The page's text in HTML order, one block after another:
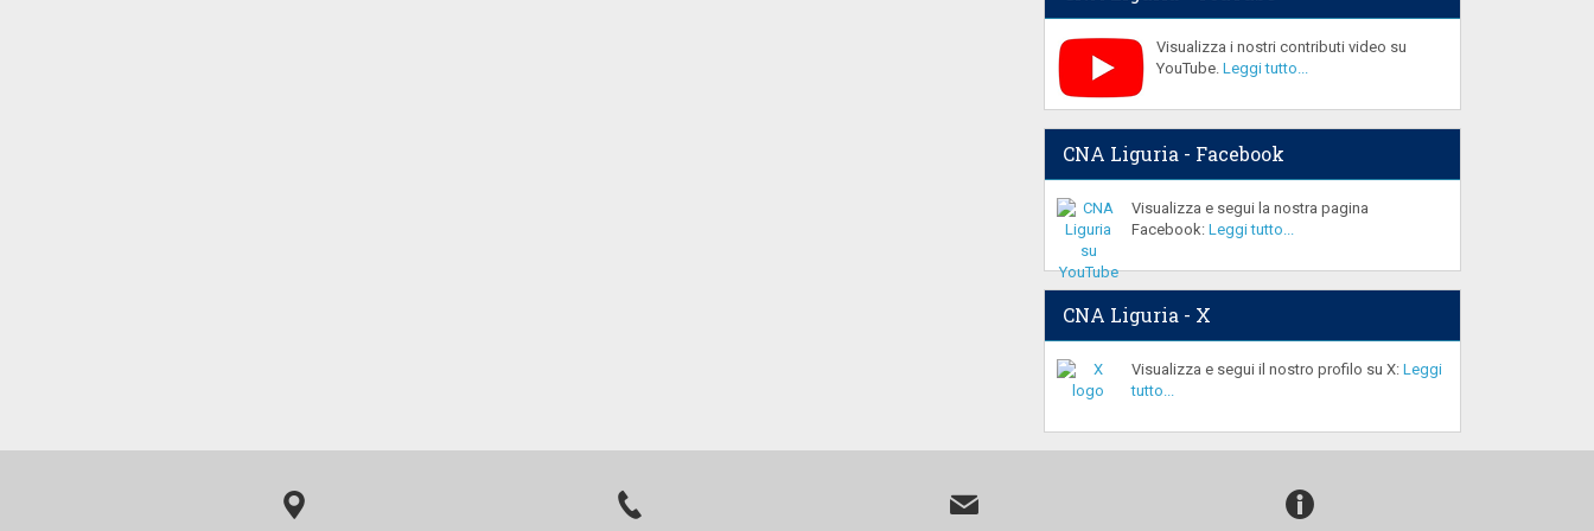
Visualizza i nostri contributi video su
YouTube.Leggi tutto...
CNA Liguria - Facebook
Visualizza e segui la nostra pagina
Facebook:Leggi tutto...
CNA Liguria - X
Visualizza e segui il nostro profilo su X:Leggi
tutto...